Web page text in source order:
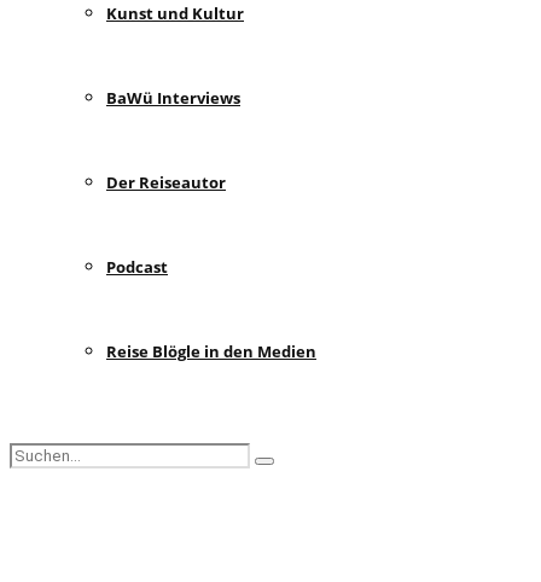
Kunst und Kultur
BaWü Interviews
Der Reiseautor
Podcast
Reise Blögle in den Medien
Search
Search